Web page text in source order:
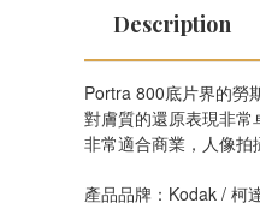
Description
Portra 800底片界的勞
對膚質的還原表現非常
非常適合商業，人像拍
產品品牌：Kodak / 柯